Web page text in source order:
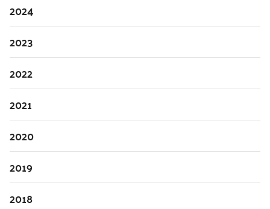
współpraca międzynarodowa
nagroda NCN
kontakt
2024
2023
2022
2021
2020
2019
2018